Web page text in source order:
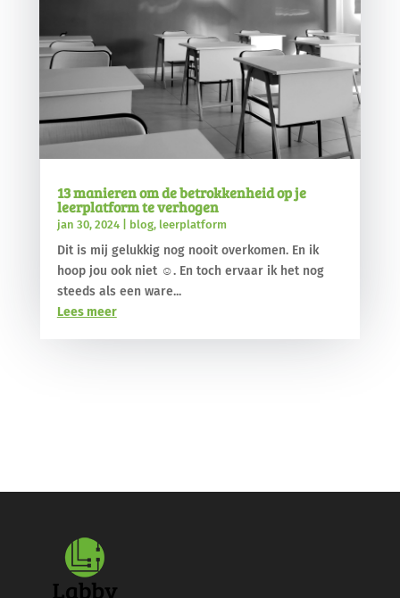
13 manieren om de betrokkenheid op je
leerplatform te verhogen
jan 30, 2024| blog, leerplatform
Dit is mij gelukkig nog nooit overkomen. En ik
hoop jou ook niet ☺. En toch ervaar ik het nog
steeds als een ware...
Lees meer